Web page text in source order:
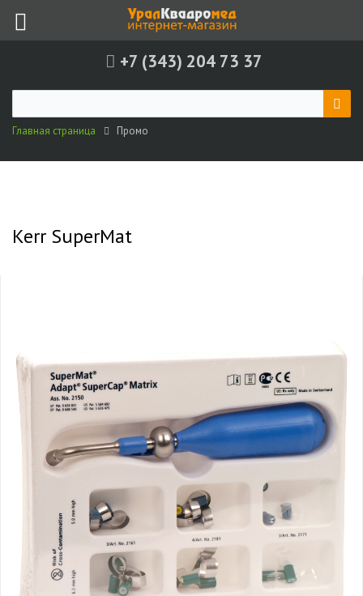
+7 (343) 204 73 37
Главная страница Промо
Kerr SuperMat